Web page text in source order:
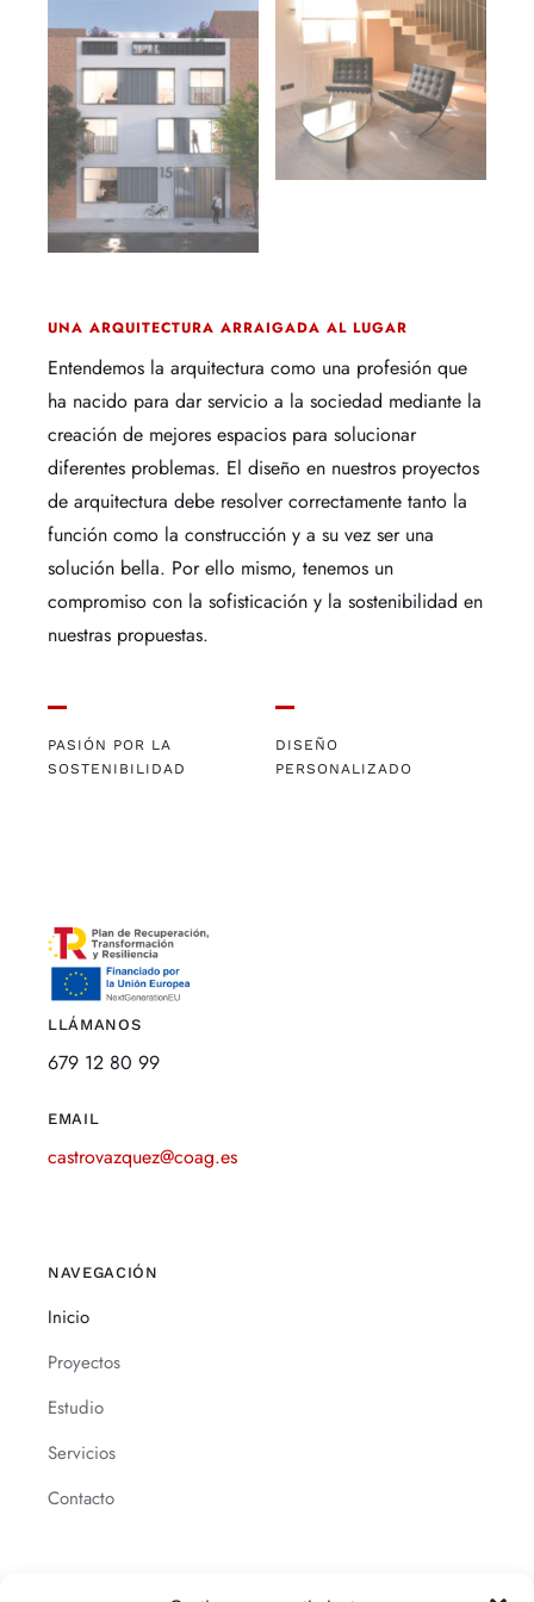
Contacto
UNA ARQUITECTURA ARRAIGADA AL LUGAR
Entendemos la arquitectura como una profesión que
ha nacido para dar servicio a la sociedad mediante la
creación de mejores espacios para solucionar
diferentes problemas. El diseño en nuestros proyectos
de arquitectura debe resolver correctamente tanto la
función como la construcción y a su vez ser una
solución bella. Por ello mismo, tenemos un
compromiso con la sofisticación y la sostenibilidad en
nuestras propuestas.
PASIÓN POR LA
SOSTENIBILIDAD
DISEÑO
PERSONALIZADO
LLÁMANOS
679 12 80 99
EMAIL
castrovazquez@coag.es
NAVEGACIÓN
Inicio
Proyectos
Estudio
Servicios
Contacto